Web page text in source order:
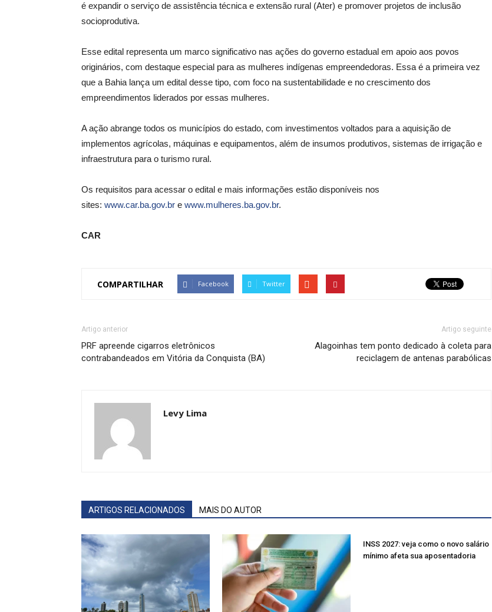
é expandir o serviço de assistência técnica e extensão rural (Ater) e promover projetos de inclusão
socioprodutiva.
Esse edital representa um marco significativo nas ações do governo estadual em apoio aos povos
originários, com destaque especial para as mulheres indígenas empreendedoras. Essa é a primeira vez
que a Bahia lança um edital desse tipo, com foco na sustentabilidade e no crescimento dos
empreendimentos liderados por essas mulheres.
A ação abrange todos os municípios do estado, com investimentos voltados para a aquisição de
implementos agrícolas, máquinas e equipamentos, além de insumos produtivos, sistemas de irrigação e
infraestrutura para o turismo rural.
Os requisitos para acessar o edital e mais informações estão disponíveis nos
sites: www.car.ba.gov.br e www.mulheres.ba.gov.br.
CAR
COMPARTILHAR Facebook Twitter
Artigo anterior
PRF apreende cigarros eletrônicos
contrabandeados em Vitória da Conquista (BA)
Artigo seguinte
Alagoinhas tem ponto dedicado à coleta para
reciclagem de antenas parabólicas
Levy Lima
ARTIGOS RELACIONADOS MAIS DO AUTOR
INSS 2027: veja como o novo salário
mínimo afeta sua aposentadoria